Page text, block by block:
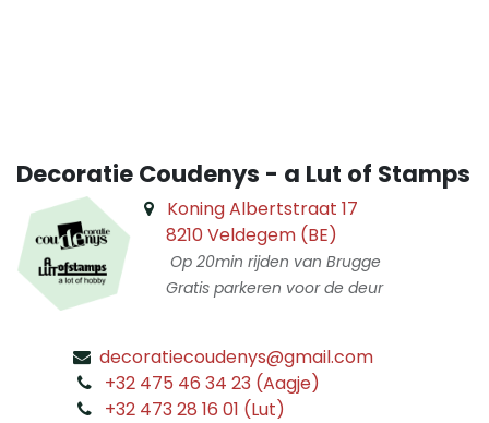
Decoratie Coudenys - a Lut of Stamps
Koning Albertstraat 17
8210 Veldegem (BE)
Op 20min rijden van Brugge
Gratis parkeren voor de deur
decoratiecoudenys@gmail.com
+32 475 46 34 23 (Aagje)
+32 473 28 16 01 (Lut)